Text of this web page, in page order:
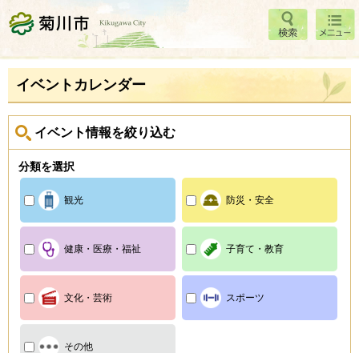
菊川市 検索
メニ
ュー
イベントカレンダー
イベント情報を絞り込む
分類を選択
観光 防災・安全
健康・医療・福祉 子育て・教育
文化・芸術 スポーツ
その他